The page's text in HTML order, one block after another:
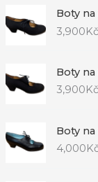
Boty na
3,900Kč
Boty na
3,900 Kč
Boty na
4,000